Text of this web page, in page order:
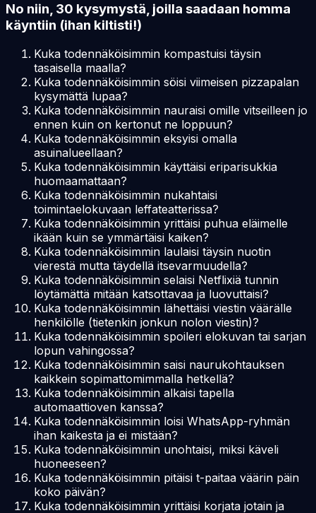
No niin, 30 kysymystä, joilla saadaan homma
käyntiin (ihan kiltisti!)
Kuka todennäköisimmin kompastuisi täysin
tasaisella maalla?
Kuka todennäköisimmin söisi viimeisen pizzapalan
kysymättä lupaa?
Kuka todennäköisimmin nauraisi omille vitseilleen jo
ennen kuin on kertonut ne loppuun?
Kuka todennäköisimmin eksyisi omalla
asuinalueellaan?
Kuka todennäköisimmin käyttäisi eriparisukkia
huomaamattaan?
Kuka todennäköisimmin nukahtaisi
toimintaelokuvaan leffateatterissa?
Kuka todennäköisimmin yrittäisi puhua eläimelle
ikään kuin se ymmärtäisi kaiken?
Kuka todennäköisimmin laulaisi täysin nuotin
vierestä mutta täydellä itsevarmuudella?
Kuka todennäköisimmin selaisi Netflixiä tunnin
löytämättä mitään katsottavaa ja luovuttaisi?
Kuka todennäköisimmin lähettäisi viestin väärälle
henkilölle (tietenkin jonkun nolon viestin)?
Kuka todennäköisimmin spoileri elokuvan tai sarjan
lopun vahingossa?
Kuka todennäköisimmin saisi naurukohtauksen
kaikkein sopimattomimmalla hetkellä?
Kuka todennäköisimmin alkaisi tapella
automaattioven kanssa?
Kuka todennäköisimmin loisi WhatsApp-ryhmän
ihan kaikesta ja ei mistään?
Kuka todennäköisimmin unohtaisi, miksi käveli
huoneeseen?
Kuka todennäköisimmin pitäisi t-paitaa väärin päin
koko päivän?
Kuka todennäköisimmin yrittäisi korjata jotain ja